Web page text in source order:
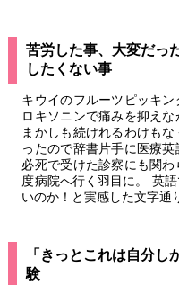
苦労した事、大変だっ
したくない事
キウイのフルーツピッキン
ロキソニンで痛みを抑え
まかしも続けれるわけも
ったので辞書片手に医療英
必死で受けた診察にも関
度病院へ行く羽目に。 英
いのか！と実感した文字通
「きっとこれは自分
験